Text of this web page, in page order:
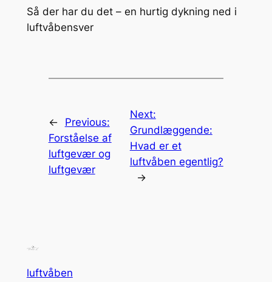
Så der har du det – en hurtig dykning ned i
luftvåbensver
←
Previous:
Forståelse af
luftgevær og
luftgevær
Next:
Grundlæggende:
Hvad er et
luftvåben egentlig?
→
luftvåben